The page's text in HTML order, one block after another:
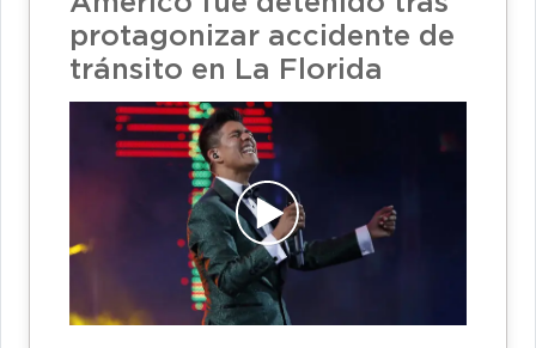
protagonizar accidente de
tránsito en La Florida